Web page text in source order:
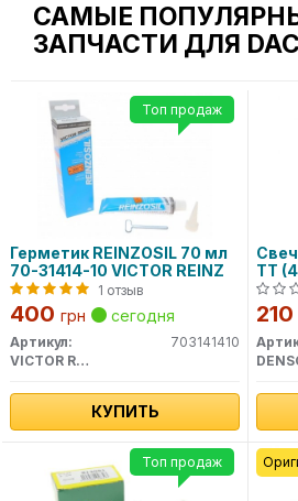
САМЫЕ
ЗАПЧАСТИ ДЛЯ
Герметик REINZOSIL 70 мл
70-31414-10 VICTOR REINZ
1 отзыв
400 грн сегодня
Артикул:
703141410
VICTOR REINZ
КУПИТЬ
Топ продаж
TT
210
Топ продаж